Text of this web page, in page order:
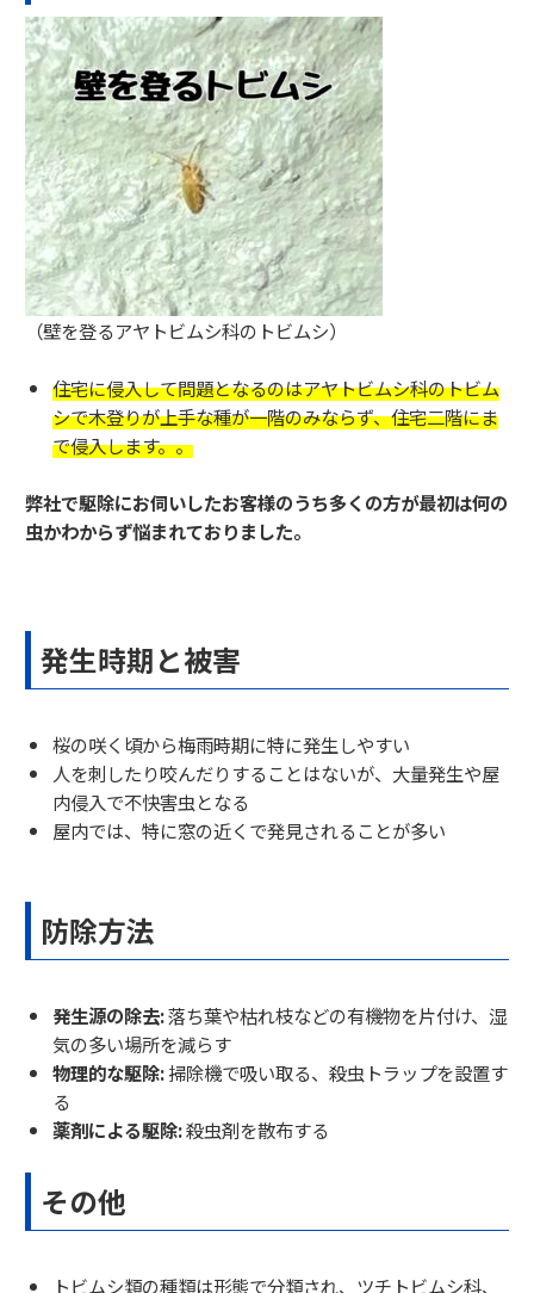
（壁を登るアヤトビムシ科のトビムシ）
住宅に侵入して問題となるのはアヤトビムシ科のトビム
シで木登りが上手な種が一階のみならず、住宅二階にま
で侵入します。。
弊社で駆除にお伺いしたお客様のうち多くの方が最初は何の
虫かわからず悩まれておりました。
発生時期と被害
桜の咲く頃から梅雨時期に特に発生しやすい
人を刺したり咬んだりすることはないが、大量発生や屋
内侵入で不快害虫となる
屋内では、特に窓の近くで発見されることが多い
防除方法
発生源の除去:落ち葉や枯れ枝などの有機物を片付け、湿
気の多い場所を減らす
物理的な駆除:掃除機で吸い取る、殺虫トラップを設置す
る
薬剤による駆除:殺虫剤を散布する
その他
トビムシ類の種類は形態で分類され、ツチトビムシ科、